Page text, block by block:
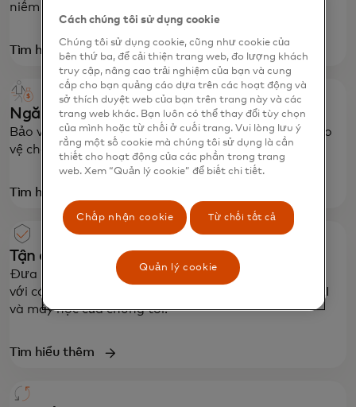
niềm tin trong mọi tương tác kỹ thuật số.
Tìm hiểu thêm
Ngăn chặn lừa đảo và tội phạm tài chính
Bảo vệ hệ sinh thái khỏi những kẻ xấu với dịch vụ bảo
vệ chống lừa đảo và chống rửa tiền.
Tìm hiểu thêm
Tận dụng sức mạnh của AI
Đưa ra quyết định thông minh và nhanh chóng hơn
với các công cụ duyệt thanh toán được hỗ trợ bởi AI
và máy học của chúng tôi.
Tìm hiểu thêm
Cách chúng tôi sử dụng cookie
Chúng tôi sử dụng cookie, cũng như cookie của
bên thứ ba, để cải thiện trang web, đo lượng khách
truy cập, nâng cao trải nghiệm của bạn và cung
cấp cho bạn quảng cáo dựa trên các hoạt động và
sở thích duyệt web của bạn trên trang này và các
trang web khác. Bạn luôn có thể thay đổi tùy chọn
của mình hoặc từ chối ở cuối trang. Vui lòng lưu ý
rằng một số cookie mà chúng tôi sử dụng là cần
thiết cho hoạt động của các phần trong trang
web. Xem “Quản lý cookie” để biết chi tiết.
Chấp nhận cookie Từ chối tất cả
Quản lý cookie